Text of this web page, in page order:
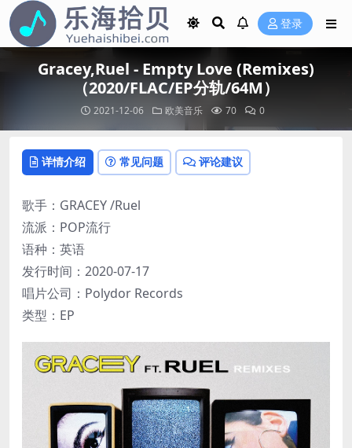
登录
Gracey,Ruel - Empty Love (Remixes)
（2020/FLAC/EP分轨/64M）
2021-12-06 欧美音乐 70 0
详情介绍 常见问题 评论建议
歌手：GRACEY /Ruel
流派：POP流行
语种：英语
发行时间：2020-07-17
唱片公司：Polydor Records
类型：EP